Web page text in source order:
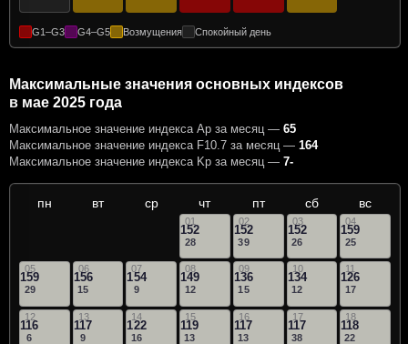
G1–G3 G4–G5 Возмущения Спокойный день
Максимальные значения основных индексов
в мае 2025 года
Максимальное значение индекса Ap за месяц — 65
Максимальное значение индекса F10.7 за месяц — 164
Максимальное значение индекса Kp за месяц — 7-
пн вт ср чт пт сб вс
01
152
28
02
152
39
03
152
26
04
159
25
05
159
29
06
156
15
07
154
9
08
149
12
09
136
15
10
134
12
11
126
17
12
116
6
13
117
9
14
122
16
15
119
13
16
117
13
17
117
38
18
118
22